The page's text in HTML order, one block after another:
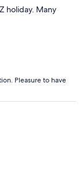
holiday. Many
Pleasure to have